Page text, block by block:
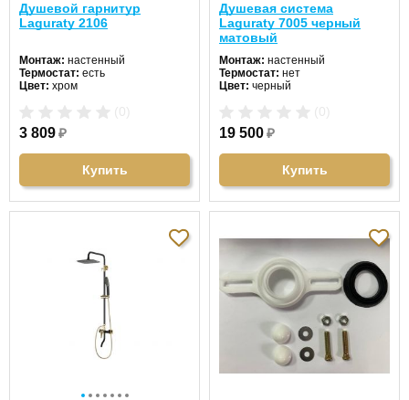
Душевой гарнитур
Laguraty 2106
Монтаж: настенный
Термостат: есть
Цвет: хром
3 809₽
Купить
Душевая система
Laguraty 7005 черный
матовый
Монтаж: настенный
Термостат: нет
Цвет: черный
19 500₽
Купить